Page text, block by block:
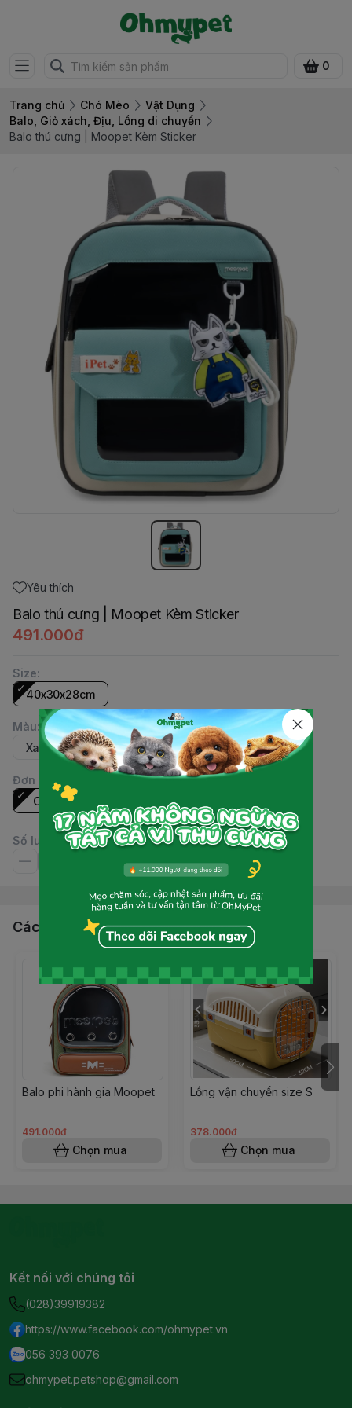
0
Trang chủ Chó Mèo
Vật Dụng
Balo, Giỏ xách, Địu, Lồng di chuyển
Balo thú cưng | Moopet Kèm Sticker
Yêu thích
Balo thú cưng | Moopet Kèm Sticker
491.000đ
Size:
40x30x28cm
Màu:
Xanh dương
Xanh lá
Đơn vị
Cái
Số lượng
Các sản phẩm, dịch vụ khác
Balo phi hành gia Moopet
491.000đ
Chọn mua
Lồng vận chuyển size S
378.000đ
Chọn mua
Kết nối với chúng tôi
(028)39919382
https://www.facebook.com/ohmypet.vn
056 393 0076
ohmypet.petshop@gmail.com